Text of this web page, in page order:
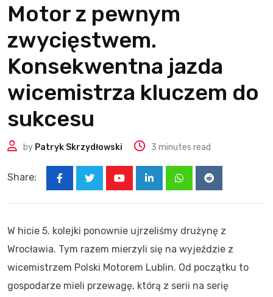
Motor z pewnym
zwycięstwem.
Konsekwentna jazda
wicemistrza kluczem do
sukcesu
by Patryk Skrzydłowski 3 minutes read
Share:
LinkedInWhatsappReddit
W hicie 5. kolejki ponownie ujrzeliśmy drużynę z
Wrocławia. Tym razem mierzyli się na wyjeździe z
wicemistrzem Polski Motorem Lublin. Od początku to
gospodarze mieli przewagę, którą z serii na serię